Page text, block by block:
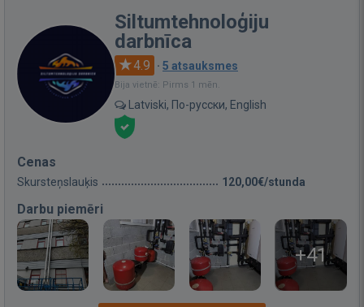
Siltumtehnoloģiju
darbnīca
4.9 · 5 atsauksmes
Bija vietnē: Pirms 1 mēn.
Latviski, По-русски, English
Cenas
Skursteņslauķis 120,00€/stunda
Darbu piemēri
+41